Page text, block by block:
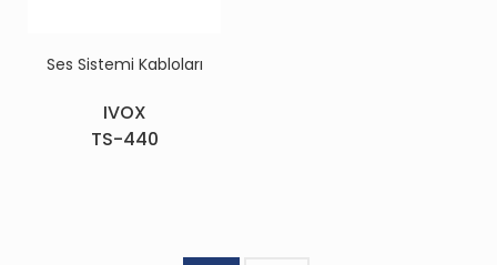
Ses Sistemi Kabloları
IVOX
TS-440